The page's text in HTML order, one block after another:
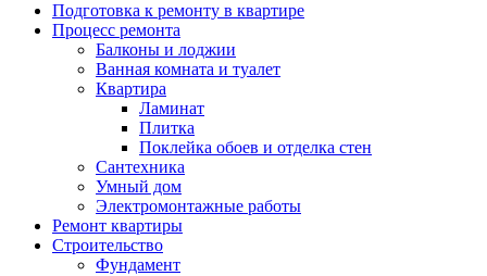
Подготовка к ремонту в квартире
Процесс ремонта
Балконы и лоджии
Ванная комната и туалет
Квартира
Ламинат
Плитка
Поклейка обоев и отделка стен
Сантехника
Умный дом
Электромонтажные работы
Ремонт квартиры
Строительство
Фундамент